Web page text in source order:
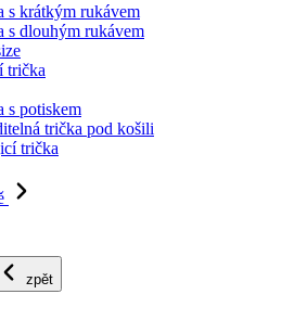
s krátkým rukávem
s dlouhým rukávem
trička
s potiskem
trička pod košili
trička
zpět